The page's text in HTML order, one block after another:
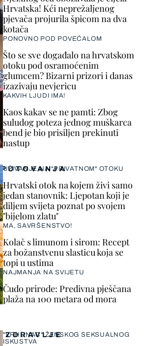
Hrvatska! Kći neprežaljenog
pjevača projurila špicom na dva
kotača
PONOVNO POD POVEĆALOM
Što se sve događalo na hrvatskom
otoku pod osramoćenim
glumcem? Bizarni prizori i danas
izazivaju nevjericu
KAKVIH LJUDI IMA!
Kaos kakav se ne pamti: Zbog
suludog poteza jednog muškarca
bend je bio prisiljen prekinuti
nastup
ZDRAVLJE
"VRHUNAC" ŽENSKOG SEKSUALNOG
ISKUSTVA
PUTOVANJA
UŽIVANJE NA "PRIVATNOM" OTOKU
Hrvatski otok na kojem živi samo
jedan stanovnik: Ljepotan koji je
diljem svijeta poznat po svojem
"bijelom zlatu"
MA, SAVRŠENSTVO!
Kolač s limunom i sirom: Recept
za božanstvenu slasticu koja se
topi u ustima
NAJMANJA NA SVIJETU
Čudo prirode: Predivna pješčana
plaža na 100 metara od mora